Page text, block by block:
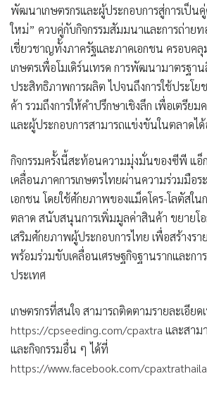
พัฒนาเกษตรกรและผู้ประกอบการสู่การเป็น
ใหม่” ควบคู่กับกิจกรรมสัมมนาและการถ่ายท
เชี่ยวชาญทั้งภาครัฐและภาคเอกชน ครอบค
เกษตรเพื่อโมเดิร์นเทรด การพัฒนามาตรฐา
ประสิทธิภาพการผลิต ไปจนถึงการใช้ประโย
ค้า รวมถึงการให้คำปรึกษาเชิงลึก เพื่อเตรีย
และผู้ประกอบการสามารถแข่งขันในตลาดไ
กิจกรรมครั้งนี้สะท้อนความมุ่งมั่นของซีพี แอ็
เคลื่อนภาคการเกษตรไทยผ่านความร่วมมือร
เอกชน โดยใช้ศักยภาพของแม็คโคร-โลตัสใน
ตลาด สนับสนุนการเพิ่มมูลค่าสินค้า ขยายโอ
เสริมศักยภาพผู้ประกอบการไทย เพื่อสร้างร
พร้อมร่วมขับเคลื่อนเศรษฐกิจฐานรากและกา
ประเทศ
เกษตรกรที่สนใจ สามารถติดตามรายละเอียด
https://cpseeding.com/cpaxtra และสาม
และกิจกรรมอื่น ๆ ได้ที่
https://www.facebook.com/